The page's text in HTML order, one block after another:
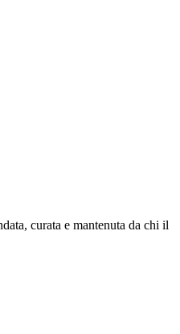
curata e mantenuta da chi il